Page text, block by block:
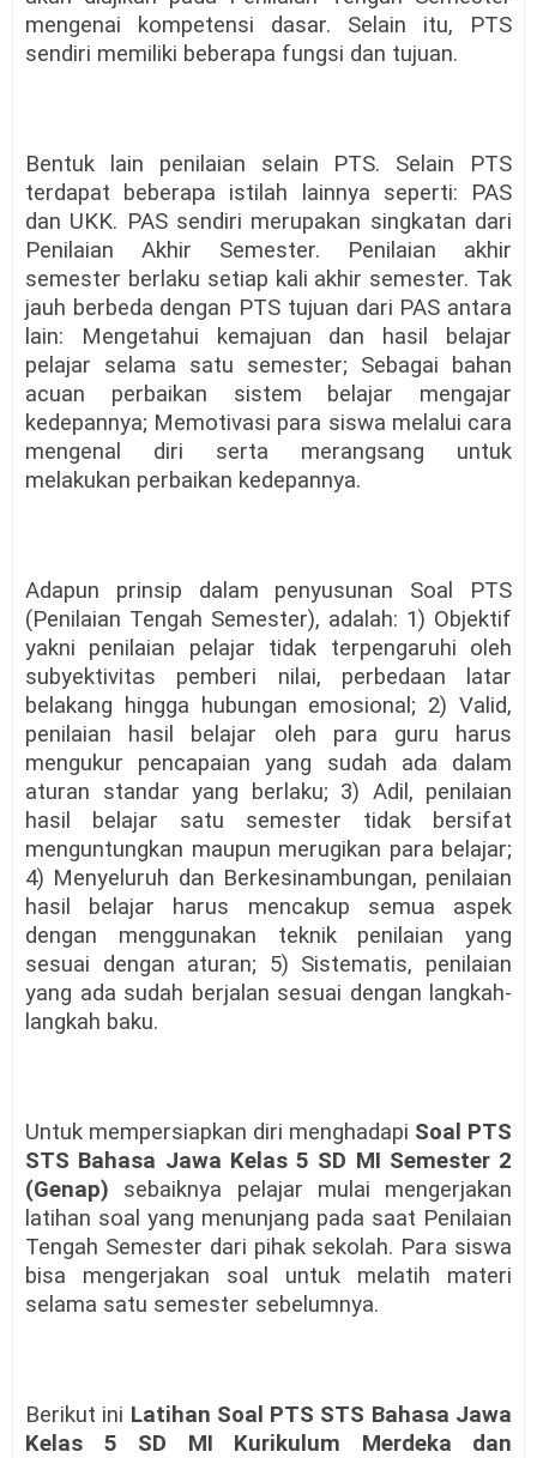
mengenai kompetensi dasar. Selain itu, PTS
sendiri memiliki beberapa fungsi dan tujuan.
Bentuk lain penilaian selain PTS. Selain PTS
terdapat beberapa istilah lainnya seperti: PAS
dan UKK. PAS sendiri merupakan singkatan dari
Penilaian Akhir Semester. Penilaian akhir
semester berlaku setiap kali akhir semester. Tak
jauh berbeda dengan PTS tujuan dari PAS antara
lain:
Mengetahui kemajuan dan hasil belajar
pelajar selama satu semester; Sebagai bahan
acuan perbaikan sistem belajar mengajar
kedepannya; Memotivasi para siswa melalui cara
mengenal diri serta merangsang untuk
melakukan perbaikan kedepannya.
Adapun prinsip dalam penyusunan Soal PTS
(Penilaian Tengah Semester), adalah: 1) Objektif
yakni penilaian pelajar tidak terpengaruhi oleh
subyektivitas pemberi nilai, perbedaan latar
belakang hingga hubungan emosional; 2)Valid,
penilaian hasil belajar oleh para guru harus
mengukur pencapaian yang sudah ada dalam
aturan standar yang berlaku; 3) Adil, penilaian
hasil belajar satu semester tidak bersifat
menguntungkan maupun merugikan para belajar;
4) Menyeluruh dan Berkesinambungan, penilaian
hasil belajar harus mencakup semua aspek
dengan menggunakan teknik penilaian yang
sesuai dengan aturan; 5) Sistematis, penilaian
yang ada sudah berjalan sesuai dengan langkah-
langkah baku.
Untuk mempersiapkan diri menghadapi Soal PTS
STS Bahasa Jawa Kelas 5 SD MI Semester 2
(Genap) sebaiknya pelajar mulai mengerjakan
latihan soal yang menunjang pada saat Penilaian
Tengah Semester dari pihak sekolah. Para siswa
bisa mengerjakan soal untuk melatih materi
selama satu semester sebelumnya.
Berikut ini Latihan Soal PTS STS Bahasa Jawa
Kelas 5 SD MI Kurikulum Merdeka dan